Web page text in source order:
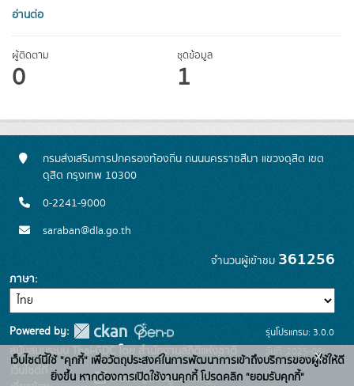
อ่านต่อ
ผู้ติดตาม
0
ชุดข้อมูล
1
กรมส่งเสริมการปกครองท้องถิ่น ถนนนครราชสีมา แขวงดุสิต เขต
ดุสิต กรุงเทพ 10300
0-2241-9000
saraban@dla.go.th
จำนวนผู้เข้าชม 361256
ภาษา
Powered by:
สนับสนุนระบบ Thai-GDC โดย สำนักงานสถิติแห่งชาติ
เว็บไซต์ที่
ระบบบัญชีข้อมูลภาครัฐ
รุ่นโปรแกรม: 3.0.0
วันที่: 2025-05-
30
เว็บไซต์นี้ใช้ "คุกกี้" เพื่อวัตถุประสงค์ในการพัฒนาการเข้าถึงบริการของผู้ใช้ให้ดี
ยิ่งขึ้น หากต้องการเปิดใช้งานคุกกี้ โปรดคลิก "ยอมรับคุกกี้"
x